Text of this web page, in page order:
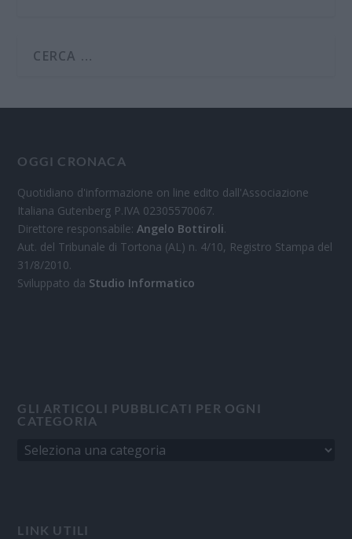
OGGI CRONACA
Quotidiano d'informazione on line edito dall'Associazione
Italiana Gutenberg P.IVA 02305570067.
Direttore responsabile:Angelo Bottiroli.
Aut. del Tribunale di Tortona (AL) n. 4/10, Registro Stampa del
31/8/2010.
Sviluppato da Studio Informatico
GLI ARTICOLI PUBBLICATI PER OGNI
CATEGORIA
LINK UTILI